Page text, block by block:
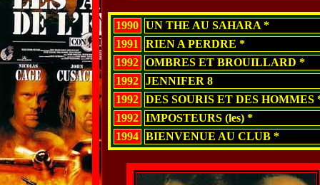
1990 UN THE AU SAHARA *
1991
RIEN A PERDRE *
1992 OMBRES ET BROUILLARD *
1992 JENNIFER 8
1992 DES SOURIS ET DES HOMMES
1992 IMPOSTEURS (les) *
1994 BIENVENUE AU CLUB *